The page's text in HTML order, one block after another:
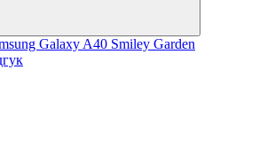
Galaxy A40 Smiley Garden